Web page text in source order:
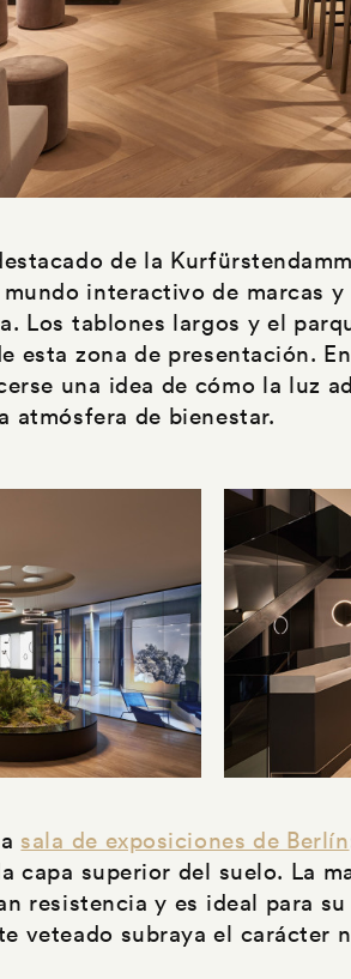
de la
interactivo de marcas
Los tablones largos y el
esta zona de presentación.
una idea de cómo la luz
atmósfera de bienestar.
sala de exposiciones de Berlín
capa superior del suelo. La
resistencia y es ideal para
veteado subraya el carácter